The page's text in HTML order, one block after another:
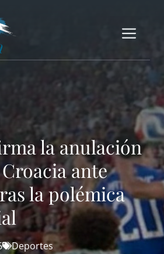
la anulación
ante
la polémica
Deportes